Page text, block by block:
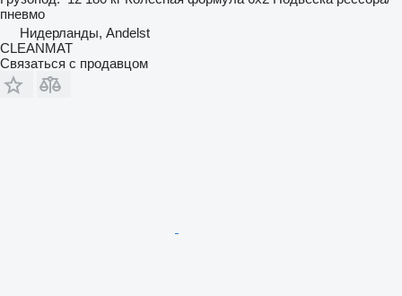
пневмо
Нидерланды, Andelst
CLEANMAT
Связаться с продавцом